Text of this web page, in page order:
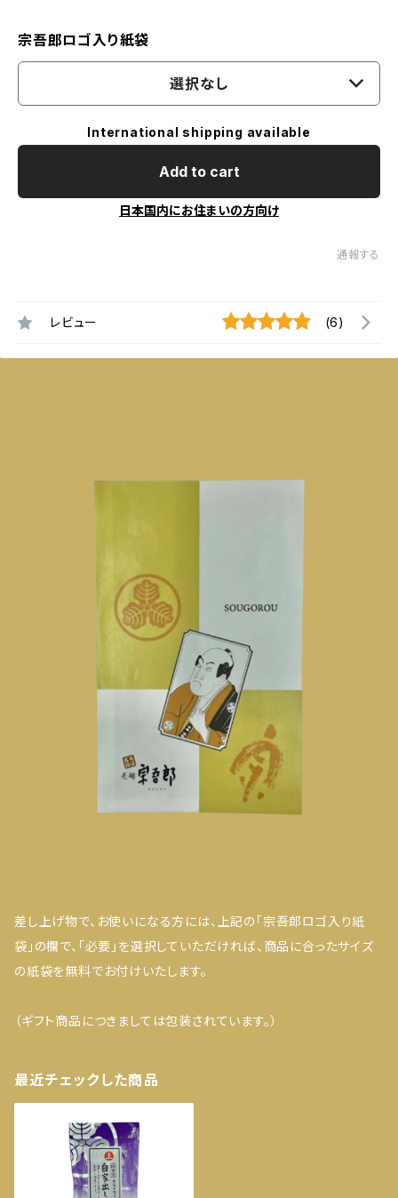
宗吾郎ロゴ入り紙袋
選択なし
International shipping available
Add to cart
日本国内にお住まいの方向け
通報する
レビュー (6)
差し上げ物で、お使いになる方には、上記の「宗吾郎ロゴ入り紙
袋」の欄で、「必要」を選択していただければ、商品に合ったサイズ
の紙袋を無料でお付けいたします。
（ギフト商品につきましては包装されています。）
最近チェックした商品